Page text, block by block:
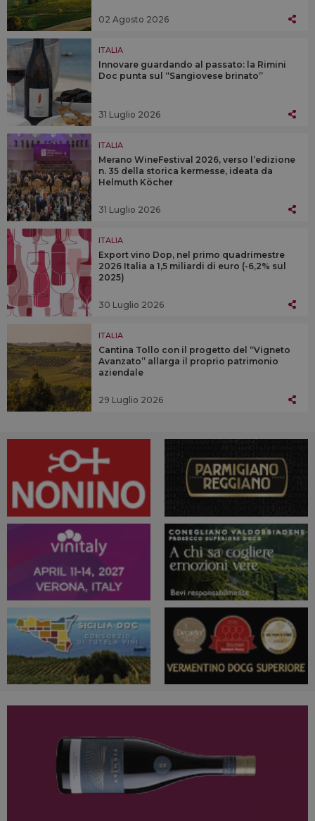
02 Agosto 2026
ITALIA
Innovare guardando al passato: la Rimini
Doc punta sul “Sangiovese brinato”
31 Luglio 2026
ITALIA
Merano WineFestival 2026, verso l’edizione
n. 35 della storica kermesse, ideata da
Helmuth Köcher
31 Luglio 2026
ITALIA
Export vino Dop, nel primo quadrimestre
2026 Italia a 1,5 miliardi di euro (-6,2% sul
2025)
30 Luglio 2026
ITALIA
Cantina Tollo con il progetto del “Vigneto
Avanzato” allarga il proprio patrimonio
aziendale
29 Luglio 2026